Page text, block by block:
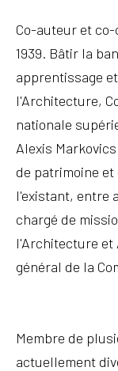
Co-auteur et co-
1939. Bâtir la
apprentissage
l'Architecture,
nationale
Alexis
de patrimoine
l'existant, entre
chargé de
l'Architecture et
général de la
Membre de
actuellement